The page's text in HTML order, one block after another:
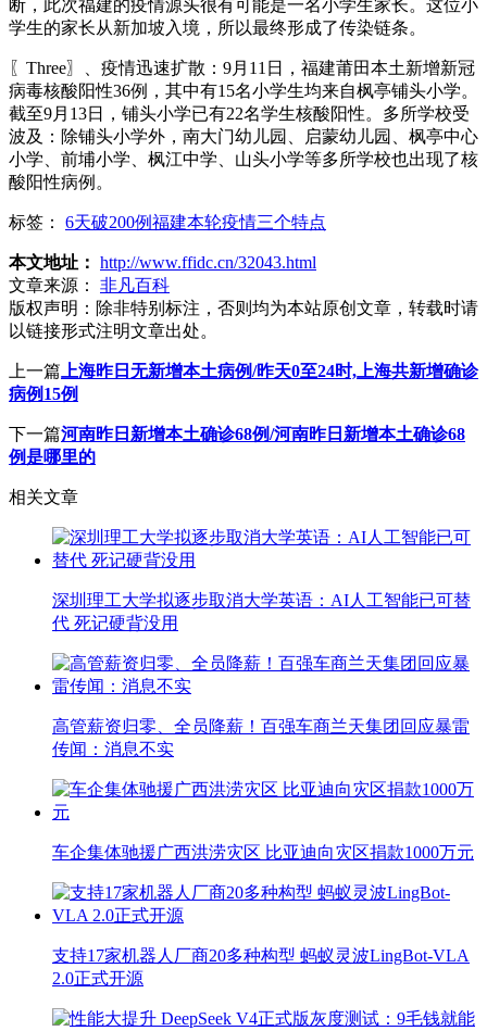
断，此次福建的疫情源头很有可能是一名小学生家长。这位小
学生的家长从新加坡入境，所以最终形成了传染链条。
〖Three〗、疫情迅速扩散：9月11日，福建莆田本土新增新冠
病毒核酸阳性36例，其中有15名小学生均来自枫亭铺头小学。
截至9月13日，铺头小学已有22名学生核酸阳性。多所学校受
波及：除铺头小学外，南大门幼儿园、启蒙幼儿园、枫亭中心
小学、前埔小学、枫江中学、山头小学等多所学校也出现了核
酸阳性病例。
标签： 6天破200例福建本轮疫情三个特点
本文地址： http://www.ffidc.cn/32043.html
文章来源：
非凡百科
版权声明： 除非特别标注，否则均为本站原创文章，转载时请
以链接形式注明文章出处。
上一篇 上海昨日无新增本土病例/昨天0至24时,上海共新增确诊
病例15例
下一篇河南昨日新增本土确诊68例/河南昨日新增本土确诊68
例是哪里的
相关文章
深圳理工大学拟逐步取消大学英语：AI人工智能已可替
代 死记硬背没用
高管薪资归零、全员降薪！百强车商兰天集团回应暴雷
传闻：消息不实
车企集体驰援广西洪涝灾区 比亚迪向灾区捐款1000万元
支持17家机器人厂商20多种构型 蚂蚁灵波LingBot-VLA
2.0正式开源